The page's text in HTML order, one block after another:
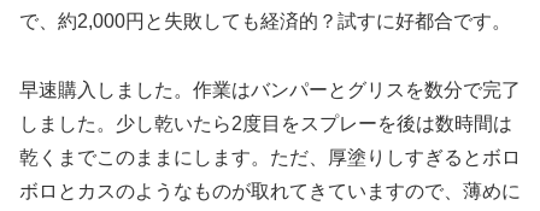
で、約2,000円と失敗しても経済的？試すに好都合です。
早速購入しました。作業はバンパーとグリスを数分で完了
しました。少し乾いたら2度目をスプレーを後は数時間は
乾くまでこのままにします。ただ、厚塗りしすぎるとボロ
ボロとカスのようなものが取れてきていますので、薄めに